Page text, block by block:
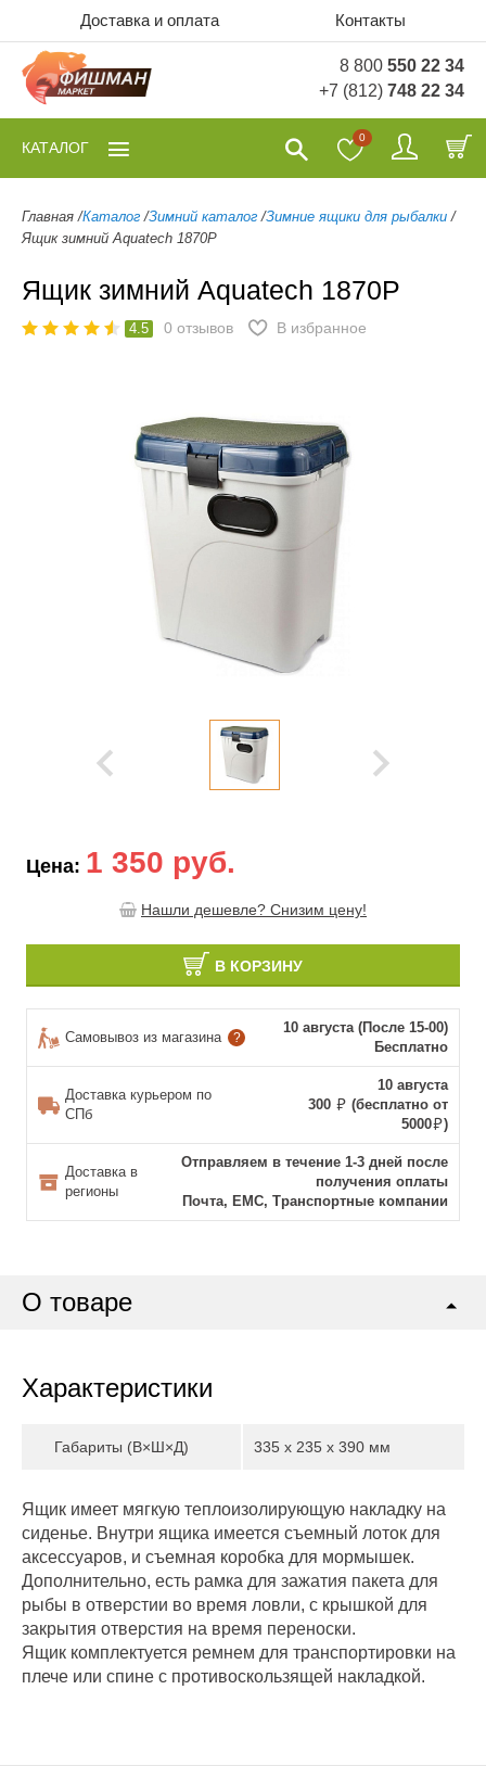
Доставка и оплата Контакты
8 800 550 22 34
+7 (812) 748 22 34
0
КАТАЛОГ
Главная /Каталог /Зимний каталог /Зимние ящики для рыбалки /
Ящик зимний Aquatech 1870P
Ящик зимний Aquatech 1870P
4.5 0 отзывов В избранное
Цена: 1 350 руб.
Нашли дешевле? Снизим цену!
В КОРЗИНУ
Самовывоз из магазина ?
10 августа (После 15-00)
Бесплатно
Доставка курьером по
СПб
10 августа
300
(бесплатно от
5000
)
Доставка в
регионы
Отправляем в течение 1-3 дней после
получения оплаты
Почта, ЕМС, Транспортные компании
О товаре
Характеристики
Габариты (В×Ш×Д) 335 x 235 x 390 мм
Ящик имеет мягкую теплоизолирующую накладку на
сиденье. Внутри ящика имеется съемный лоток для
аксессуаров, и съемная коробка для мормышек.
Дополнительно, есть рамка для зажатия пакета для
рыбы в отверстии во время ловли, с крышкой для
закрытия отверстия на время переноски.
Ящик комплектуется ремнем для транспортировки на
плече или спине с противоскользящей накладкой.